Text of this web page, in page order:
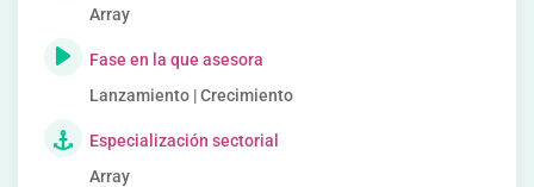
Array
Fase en la que asesora
Lanzamiento | Crecimiento
Especialización sectorial
Array